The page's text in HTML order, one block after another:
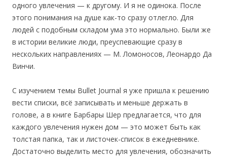
одного увлечения — к другому. И я не одинока. После
этого понимания на душе как-то сразу отлегло. Для
людей с подобным складом ума это нормально. Были же
в истории великие люди, преуспевающие сразу в
нескольких направлениях — М. Ломоносов, Леонардо Да
Винчи.
С изучением темы Bullet Journal я уже пришла к решению
вести списки, всё записывать и меньше держать в
голове, а в книге Барбары Шер предлагается, что для
каждого увлечения нужен дом — это может быть как
толстая папка, так и листочек-список в ежедневнике.
Достаточно выделить место для увлечения, обозначить